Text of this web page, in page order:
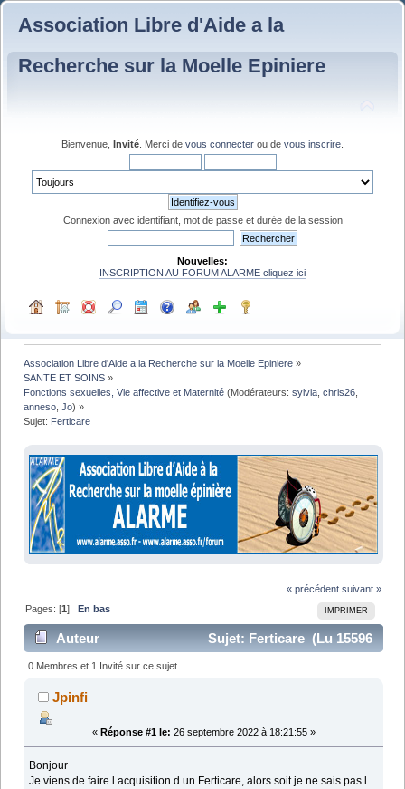
Association Libre d'Aide a la
Recherche sur la Moelle Epiniere
Bienvenue, Invité . Merci de vous connecter ou de vous inscrire
Connexion avec identifiant, mot de passe et durée de la session
Nouvelles:
INSCRIPTION AU FORUM ALARME cliquez ici
Association Libre d'Aide a la Recherche sur la Moelle Epiniere »
SANTE ET SOINS »
Fonctions sexuelles, Vie affective et Maternité (Modérateurs:sylvia ,chris26
anneso ,Jo) »
Sujet: Ferticare
« précédent suivant »
IMPRIMER
Pages: [1] En bas
Auteur
Sujet: Ferticare (Lu 15596
fois)
0 Membres et 1 Invité sur ce sujet
Jpinfi
« Réponse #1 le: 26 septembre 2022 à 18:21:55 »
Bonjour
Je viens de faire l acquisition d un Ferticare, alors soit je ne sais pas l